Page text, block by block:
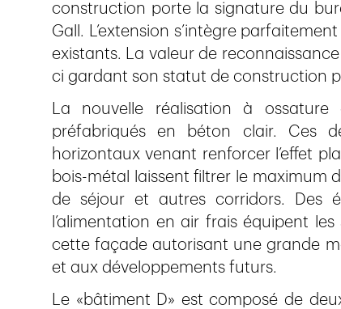
construction porte la signature du
Gall. L’extension s’intègre
existants. La valeur de
ci gardant son statut de construction
La nouvelle réalisation à ossature
préfabriqués en béton clair. Ces
horizontaux venant renforcer l’effet
bois-métal laissent filtrer le maximum
de séjour et autres corridors. Des
l’alimentation en air frais équipent
cette façade autorisant une grande
et aux développements futurs.
Le «bâtiment D» est composé de